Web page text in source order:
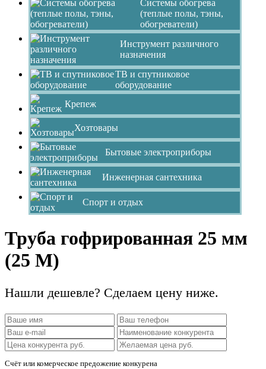
Системы обогрева
(теплые полы, тэны,
обогреватели)
Инструмент различного
назначения
ТВ и спутниковое
оборудование
Крепеж
Хозтовары
Бытовые электроприборы
Инженерная сантехника
Спорт и отдых
Труба гофрированная 25 мм
(25 M)
Нашли дешевле? Сделаем цену ниже.
Счёт или комерческое предожение конкурена